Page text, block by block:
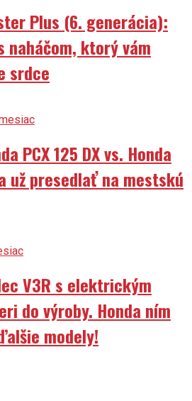
Plus (6. generácia):
naháčom, ktorý vám
srdce
PCX 125 DX vs. Honda
už presedlať na mestskú
V3R s elektrickým
do výroby. Honda ním
modely!